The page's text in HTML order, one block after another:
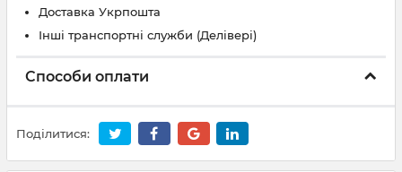
Доставка Укрпошта
Інші транспортні служби (Делівері)
Способи оплати
Поділитися: